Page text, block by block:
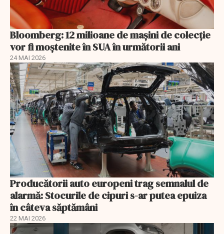
Bloomberg: 12 milioane de mașini de colecție
vor fi moștenite în SUA în următorii ani
24 MAI 2026
Producătorii auto europeni trag semnalul de
alarmă: Stocurile de cipuri s-ar putea epuiza
în câteva săptămâni
22 MAI 2026